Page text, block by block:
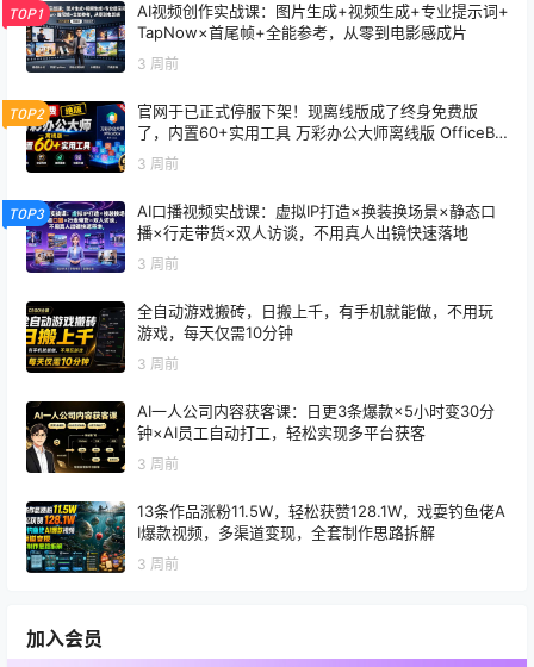
TOP1
AI视频创作实战课：图片生成+视频生成+专业提示词+
TapNow×首尾帧+全能参考，从零到电影感成片
3 周前
TOP2
官网于已正式停服下架！现离线版成了终身免费版
了，内置60+实用工具 万彩办公大师离线版 OfficeBo
x
3 周前
TOP3
AI口播视频实战课：虚拟IP打造×换装换场景×静态口
播×行走带货×双人访谈，不用真人出镜快速落地
3 周前
全自动游戏搬砖，日搬上千，有手机就能做，不用玩
游戏，每天仅需10分钟
3 周前
AI一人公司内容获客课：日更3条爆款×5小时变30分
钟×AI员工自动打工，轻松实现多平台获客
3 周前
13条作品涨粉11.5W，轻松获赞128.1W，戏耍钓鱼佬A
I爆款视频，多渠道变现，全套制作思路拆解
3 周前
加入会员